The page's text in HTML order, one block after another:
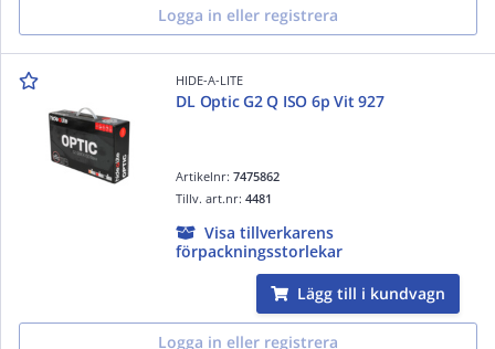
Logga in eller registrera
HIDE-A-LITE
DL Optic G2 Q ISO 6p Vit 927
Artikelnr:7475862
Tillv. art.nr:4481
Visa tillverkarens
förpackningsstorlekar
Lägg till i kundvagn
Logga in eller registrera